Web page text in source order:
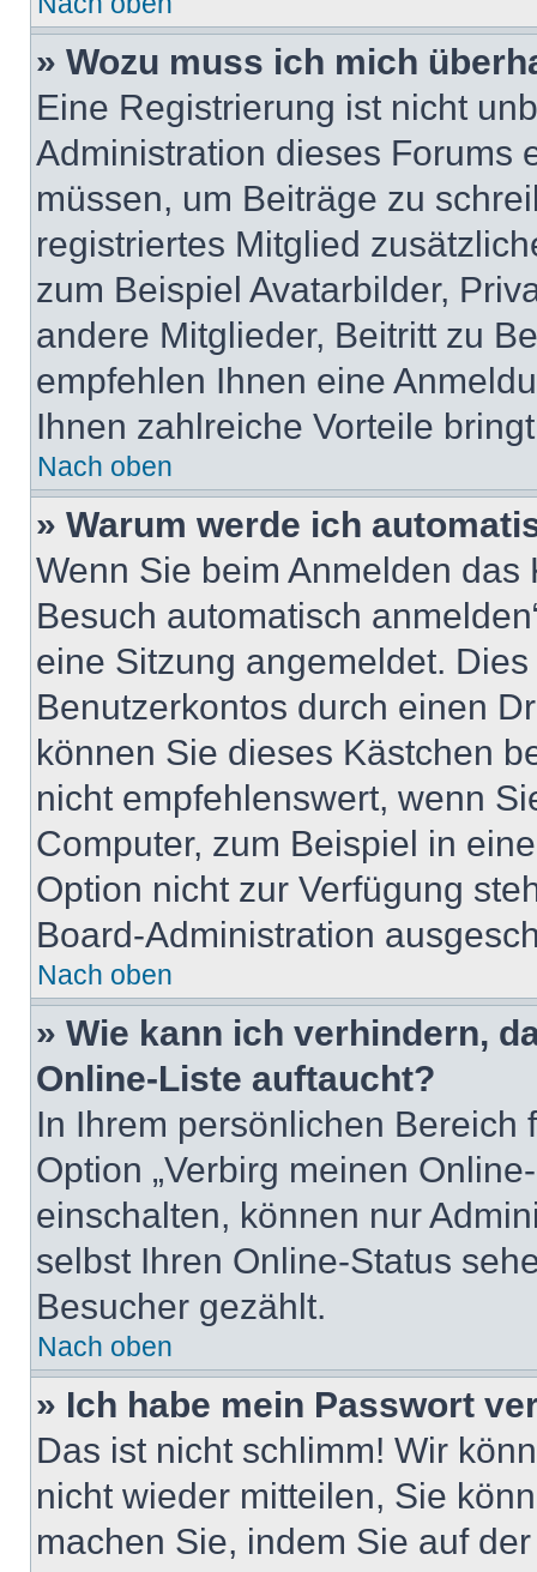
» Wozu muss ich mich
Eine Registrierung ist nicht
Administration dieses Forums
müssen, um Beiträge zu
registriertes Mitglied
zum Beispiel Avatarbilder,
andere Mitglieder, Beitritt zu
empfehlen Ihnen eine
Ihnen zahlreiche Vorteile
Nach oben
» Warum werde ich
Wenn Sie beim Anmelden
Besuch automatisch
eine Sitzung angemeldet.
Benutzerkontos durch einen
können Sie dieses Kästchen
nicht empfehlenswert, wenn
Computer, zum Beispiel in
Option nicht zur Verfügung
Board-Administration
Nach oben
» Wie kann ich verhindern,
Online-Liste auftaucht?
In Ihrem persönlichen
Option „Verbirg meinen
einschalten, können nur
selbst Ihren Online-Status
Besucher gezählt.
Nach oben
» Ich habe mein Passwort
Das ist nicht schlimm! Wir
nicht wieder mitteilen, Sie
machen Sie, indem Sie auf